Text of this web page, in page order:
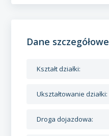
Dane szczegółowe
Kształt działki:
Ukształtowanie działki:
Droga dojazdowa: